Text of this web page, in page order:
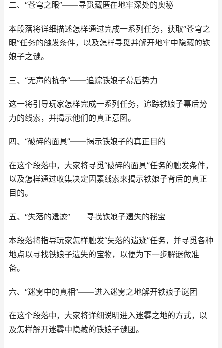
二、“苍穹之眼”——寻觅藏匿在地牢深处的奥秘
本段落将详细描述怎样通过完成一系列任务，获取“苍穹之
眼”任务的触发条件，以及怎样寻觅并解开地牢中隐藏的铁
娘子之谜。
三、“无声的抗争”——追踪铁娘子幕后势力
这一将引导玩家怎样完成一系列任务，追踪铁娘子幕后势
力的线索，并揭示他们的真正意图。
四、“破碎的面具”——揭示铁娘子的真正目的
在这个段落中，大家将寻觅“破碎的面具”任务的触发条件，
以及怎样通过收集决定因素线索来揭示铁娘子背后的真正
目的。
五、“失落的遗迹”——寻找铁娘子遗失的秘宝
本段落将指导玩家怎样触发“失落的遗迹”任务，并寻觅各种
地点以寻找铁娘子遗失的宝物，以便为下一步解谜做准
备。
六、“迷雾中的真相”——进入迷雾之地解开铁娘子谜团
在这个段落中，大家将详细说明进入迷雾之地的方式，以
及怎样解开迷雾中隐藏的铁娘子谜团。